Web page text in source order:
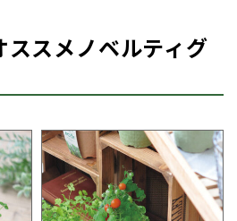
ススメノベルティグ